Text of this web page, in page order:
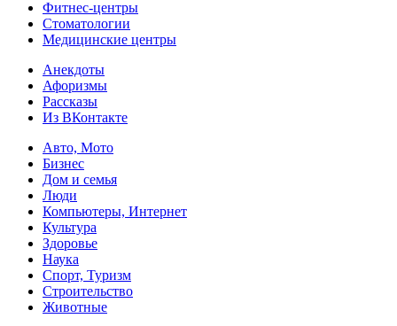
Фитнес-центры
Стоматологии
Медицинские центры
Анекдоты
Афоризмы
Рассказы
Из ВКонтакте
Авто, Мото
Бизнес
Дом и семья
Люди
Компьютеры, Интернет
Культура
Здоровье
Наука
Спорт, Туризм
Строительство
Животные